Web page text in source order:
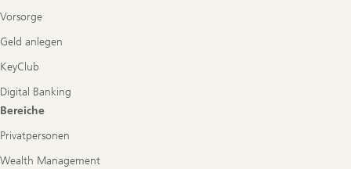
Vorsorge
Geld anlegen
KeyClub
Digital Banking
Bereiche
Privatpersonen
Wealth Management